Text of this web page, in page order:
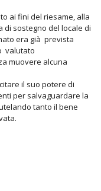
ai fini del riesame, alla
di sostegno del locale di
era già prevista
valutato
muovere alcuna
il suo potere di
per salvaguardare la
tanto il bene